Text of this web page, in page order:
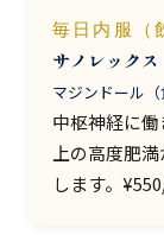
毎日内服（
サノレックス
マジンドール（
中枢神経に
上の高度肥
します。